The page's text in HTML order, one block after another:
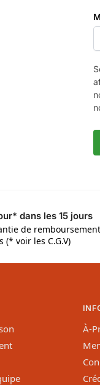
dans les 15 jours
de
(* voir les C.G.V)
À-